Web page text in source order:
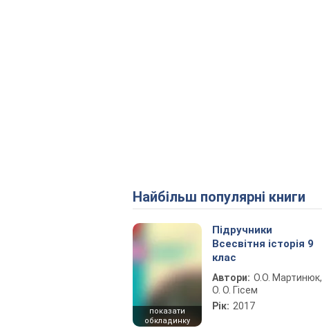
Найбільш популярні книги
показати
обкладинку
Підручники
Всесвітня історія 9
клас
Автори: О.О. Мартинюк,
О. О. Гісем
Рік: 2017